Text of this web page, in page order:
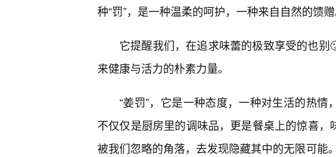
种“罚”，是一种温柔的呵护，一种来自自然的馈赠
它提醒我们，在追求味蕾的极致享受的也
来健康与活力的朴素力量。
“姜罚”，它是一种态度，一种对生活的热
不仅仅是厨房里的调味品，更是餐桌上的惊喜
被我们忽略的角落，去发现隐藏其中的无限可能